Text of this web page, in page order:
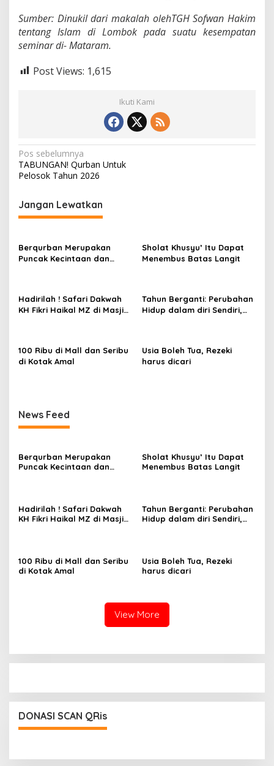
Sumber: Dinukil dari makalah olehTGH Sofwan Hakim
tentang Islam di Lombok pada suatu kesempatan
seminar di- Mataram.
Post Views: 1,615
Ikuti Kami
Navigasi
pos
Pos sebelumnya
TABUNGAN! Qurban Untuk
Pelosok Tahun 2026
Jangan Lewatkan
Berqurban Merupakan
Puncak Kecintaan dan
Sholat Khusyu’ Itu Dapat
Menembus Batas Langit
Hadirilah ! Safari Dakwah
KH Fikri Haikal MZ di Masjid
Tahun Berganti: Perubahan
Hidup dalam diri Sendiri,
100 Ribu di Mall dan Seribu
di Kotak Amal
Usia Boleh Tua, Rezeki
harus dicari
News Feed
Berqurban Merupakan
Puncak Kecintaan dan
Sholat Khusyu’ Itu Dapat
Menembus Batas Langit
Hadirilah ! Safari Dakwah
KH Fikri Haikal MZ di Masjid
Tahun Berganti: Perubahan
Hidup dalam diri Sendiri,
100 Ribu di Mall dan Seribu
di Kotak Amal
Usia Boleh Tua, Rezeki
harus dicari
View More
DONASI SCAN QRis